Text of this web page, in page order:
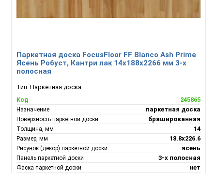
Паркетная доска FocusFloor FF Blanco Ash Prime
Ясень Робуст, Кантри лак 14x188x2266 мм 3-х
полосная
Тип: Паркетная доска
Код 245865
Назначение паркетная доска
Поверхность паркетной доски брашированная
Толщина, мм 14
Размер, мм 18.8х226.6
Рисунок (декор) паркетной доски ясень
Панель паркетной доски 3-х полосная
Фаска паркетной доски нет